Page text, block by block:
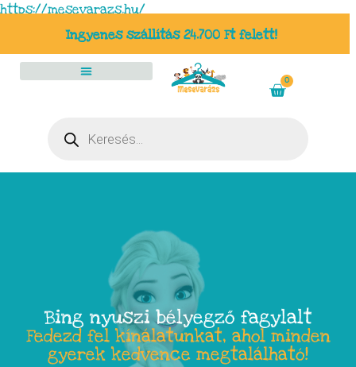
https://mesevarazs.hu/
Ingyenes szállítás 24.700 Ft felett!
0
Bing nyuszi bélyegző fagylalt
Fedezd fel kínálatunkat, ahol minden
gyerek kedvence megtalálható!